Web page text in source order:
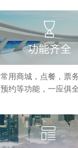
常用商城，点餐，票
预约等功能，一应俱